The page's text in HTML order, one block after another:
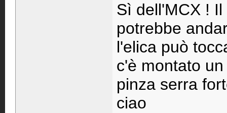
Sì dell'MCX !
potrebbe
l'elica può
c'è montato
pinza serra
ciao